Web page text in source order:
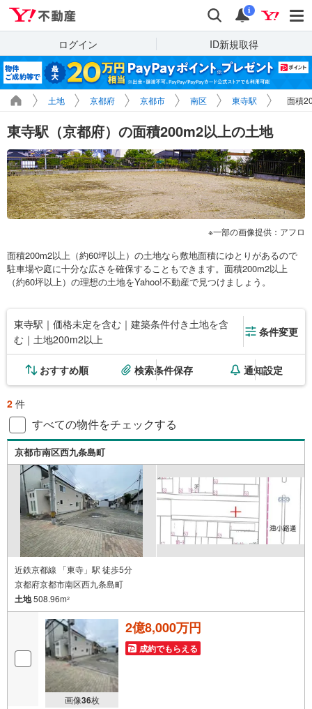
検索 通知
i
ログイン ID新規取得
土地 京都府 京都市 南区 東寺駅 面積
東寺駅（京都府）の面積200m2以上の土地
一部の画像提供：アフロ
面積200m2以上（約60坪以上）の土地なら敷地面積にゆとりがあるので
駐車場や庭に十分な広さを確保することもできます。面積200m2以上
（約60坪以上）の理想の土地をYahoo!不動産で見つけましょう。
東寺駅｜価格未定を含む｜建築条件付き土地を含
む｜土地200m2以上
条件変更
おすすめ順 検索条件保存 通知設定
2 件
すべての物件をチェックする
京都市南区西九条島町
近鉄京都線 「東寺」駅 徒歩5分
京都府京都市南区西九条島町
土地508.96m2
画像36枚
2億8,000万円
成約でもらえる